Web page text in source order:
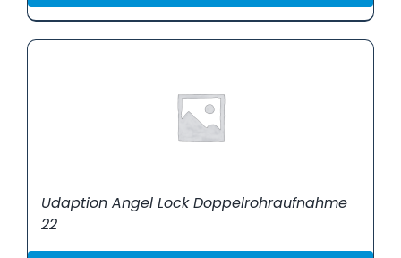
Udaption Angel Lock Doppelrohraufnahme
22